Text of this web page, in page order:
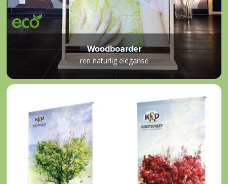
Woodboarder
ren naturlig eleganse